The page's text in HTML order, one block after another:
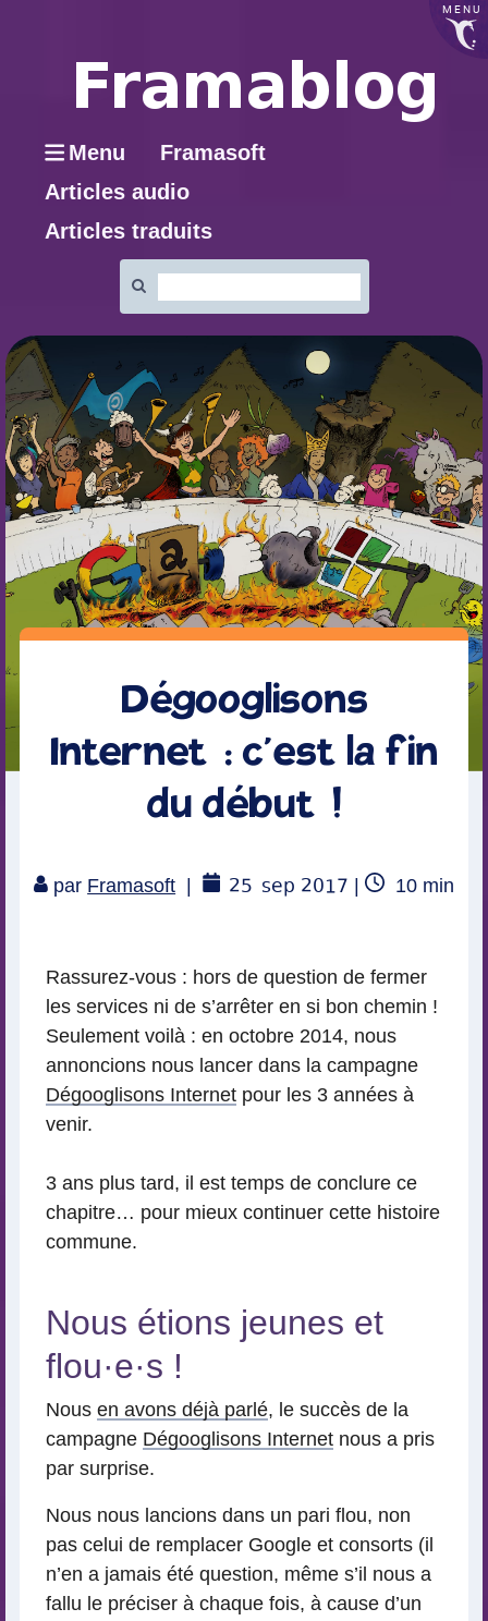
MENU
Menu
Framasoft
Articles audio
Articles traduits
:
Dégooglisons
Internet : c’est la fin
du début !
par Framasoft 25 sep 2017
Temps
10min
Rassurez-vous : hors de question de fermer
les services ni de s’arrêter en si bon chemin !
Seulement voilà : en octobre 2014, nous
annoncions nous lancer dans la campagne
Dégooglisons Internet pour les 3 années à
venir.
3 ans plus tard, il est temps de conclure ce
chapitre… pour mieux continuer cette histoire
commune.
Nous étions jeunes et
flou·e·s !
Nous en avons déjà parlé, le succès de la
campagne Dégooglisons Internet nous a pris
par surprise.
Nous nous lancions dans un pari flou, non
pas celui de remplacer Google et consorts (il
n’en a jamais été question, même s’il nous a
fallu le préciser à chaque fois, à cause d’un